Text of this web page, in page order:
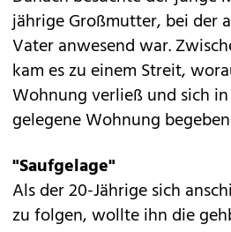
jährige Großmutter, bei der
Vater anwesend war.
kam es zu einem Streit,
Wohnung verließ und sich
gelegene Wohnung
"Saufgelage"
Als der 20-Jährige sich
zu folgen, wollte ihn die